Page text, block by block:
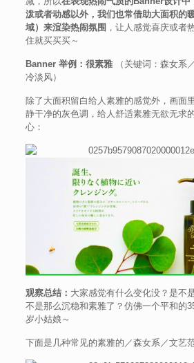
泼或者动感以外，我们也常借助大面积的
域）来渲染热闹氛围 ，让人感觉喜庆或者
住就买买买～
Banner 举例：很素雅
（关键词：森女系
冷淡风）
除了大面积留白给人素雅的感觉外，画面
静干净的灰色调，给人舒适素雅无欲无求
心：
观察总结： 大家感觉有什么变化没？是不
不是那么沉稳和素雅了？仿佛一个平和的
岁小姑娘～
下面是几种常见的素雅的／森女系／文艺